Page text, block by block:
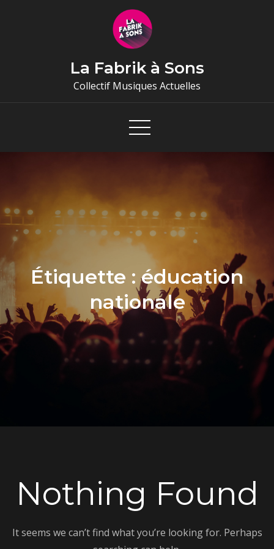
La Fabrik à Sons
Collectif Musiques Actuelles
Étiquette :éducation
nationale
Nothing Found
It seems we can’t find what you’re looking for. Perhaps